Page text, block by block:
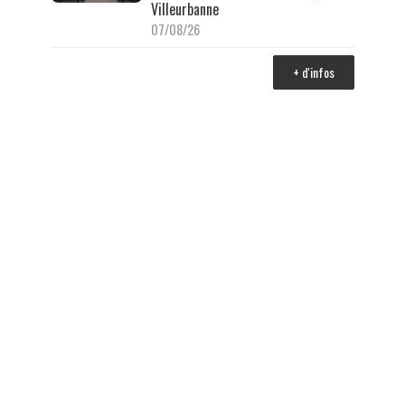
Villeurbanne
07/08/26
+ d'infos